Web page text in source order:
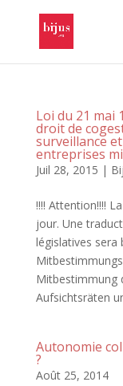
Loi du 21 mai
droit de
surveillance
entreprises
Juil 28, 2015 |
!!!! Attention!!!!
jour. Une
législatives
Mitbestimmung
Aufsichtsräten
Autonomie
?
Août 25, 2014